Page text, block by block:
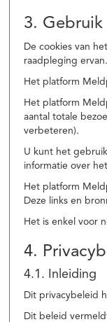
3. Gebruik
De cookies van
raadpleging
Het platform
Het platform
aantal totale
verbeteren).
U kunt het
informatie over
Het platform
Deze links en
Het is enkel voor
4.
4.1. Inleiding
Dit privacybeleid
Dit beleid